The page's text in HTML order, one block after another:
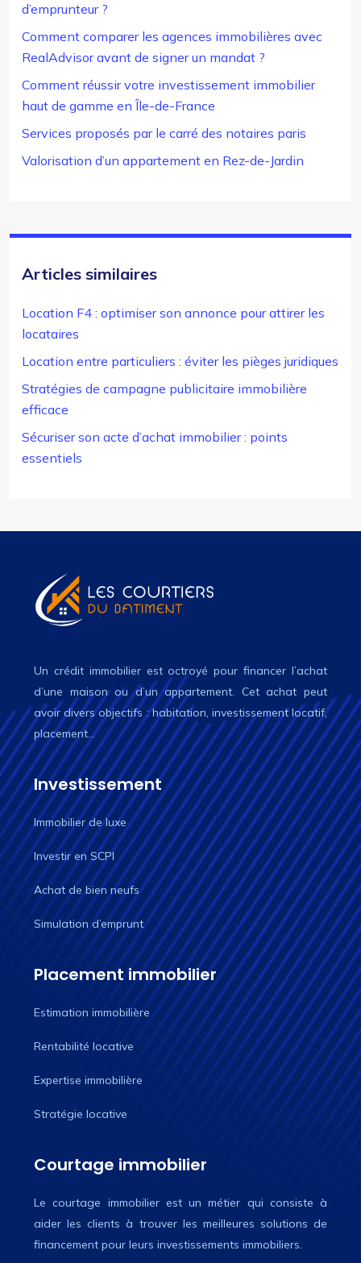
d’emprunteur ?
Comment comparer les agences immobilières avec
RealAdvisor avant de signer un mandat ?
Comment réussir votre investissement immobilier
haut de gamme en Île-de-France
Services proposés par le carré des notaires paris
Valorisation d’un appartement en Rez-de-Jardin
Articles similaires
Location F4 : optimiser son annonce pour attirer les
locataires
Location entre particuliers : éviter les pièges juridiques
Stratégies de campagne publicitaire immobilière
efficace
Sécuriser son acte d’achat immobilier : points
essentiels
Un crédit immobilier est octroyé pour financer l’achat
d’une maison ou d’un appartement. Cet achat peut
avoir divers objectifs : habitation, investissement locatif,
placement…
Investissement
Immobilier de luxe
Investir en SCPI
Achat de bien neufs
Simulation d’emprunt
Placement immobilier
Estimation immobilière
Rentabilité locative
Expertise immobilière
Stratégie locative
Courtage immobilier
Le courtage immobilier est un métier qui consiste à
aider les clients à trouver les meilleures solutions de
financement pour leurs investissements immobiliers.